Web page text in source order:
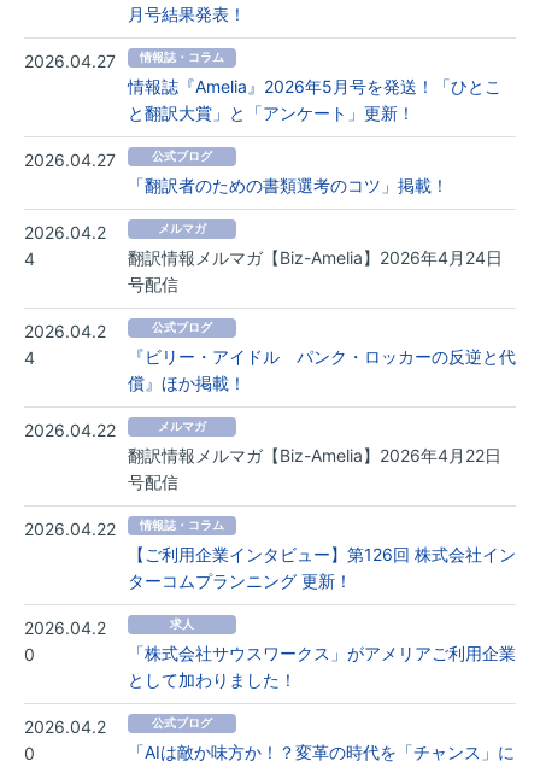
月号結果発表！
2026.04.27 情報誌・コラム
情報誌『Amelia』2026年5月号を発送！「ひとこ
と翻訳大賞」と「アンケート」更新！
2026.04.27 公式ブログ
「翻訳者のための書類選考のコツ」掲載！
2026.04.2
4
メルマガ
翻訳情報メルマガ【Biz-Amelia】2026年4月24日
号配信
2026.04.2
4
公式ブログ
『ビリー・アイドル パンク・ロッカーの反逆と代
償』ほか掲載！
2026.04.22 メルマガ
翻訳情報メルマガ【Biz-Amelia】2026年4月22日
号配信
2026.04.22 情報誌・コラム
【ご利用企業インタビュー】第126回 株式会社イン
ターコムプランニング 更新！
2026.04.2
0
求人
「株式会社サウスワークス」がアメリアご利用企業
として加わりました！
2026.04.2
0
公式ブログ
「AIは敵か味方か！？変革の時代を「チャンス」に